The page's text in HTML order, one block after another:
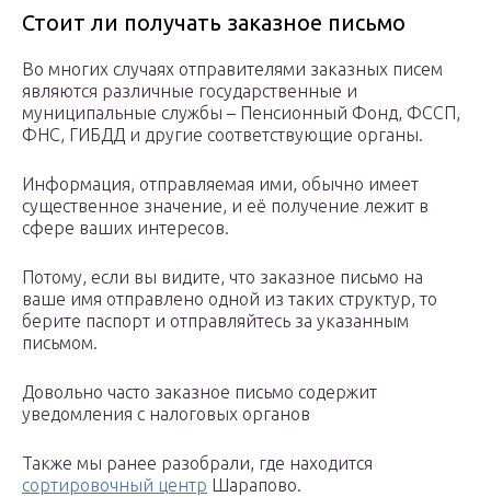
Стоит ли получать заказное письмо
Во многих случаях отправителями заказных писем
являются различные государственные и
муниципальные службы – Пенсионный Фонд, ФССП,
ФНС, ГИБДД и другие соответствующие органы.
Информация, отправляемая ими, обычно имеет
существенное значение, и её получение лежит в
сфере ваших интересов.
Потому, если вы видите, что заказное письмо на
ваше имя отправлено одной из таких структур, то
берите паспорт и отправляйтесь за указанным
письмом.
Довольно часто заказное письмо содержит
уведомления с налоговых органов
Также мы ранее разобрали, где находится
сортировочный центр Шарапово.